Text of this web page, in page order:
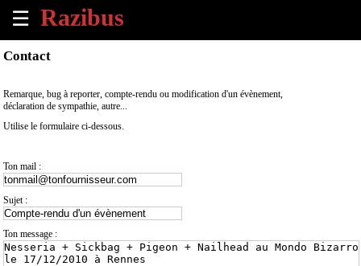
☰
×
les
venir
Annoncer
évènement
Contact
Remarque, bug à reporter, compte-rendu ou modification d'un évènement,
déclaration de sympathie, autre...
Utilise le formulaire ci-dessous.
Ton mail :
Sujet :
Ton message :